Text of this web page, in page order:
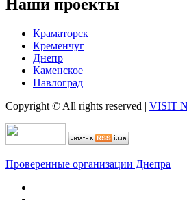
Наши проекты
Краматорск
Кременчуг
Днепр
Каменское
Павлоград
Copyright © All rights reserved | VISIT
Проверенные организации Днепра